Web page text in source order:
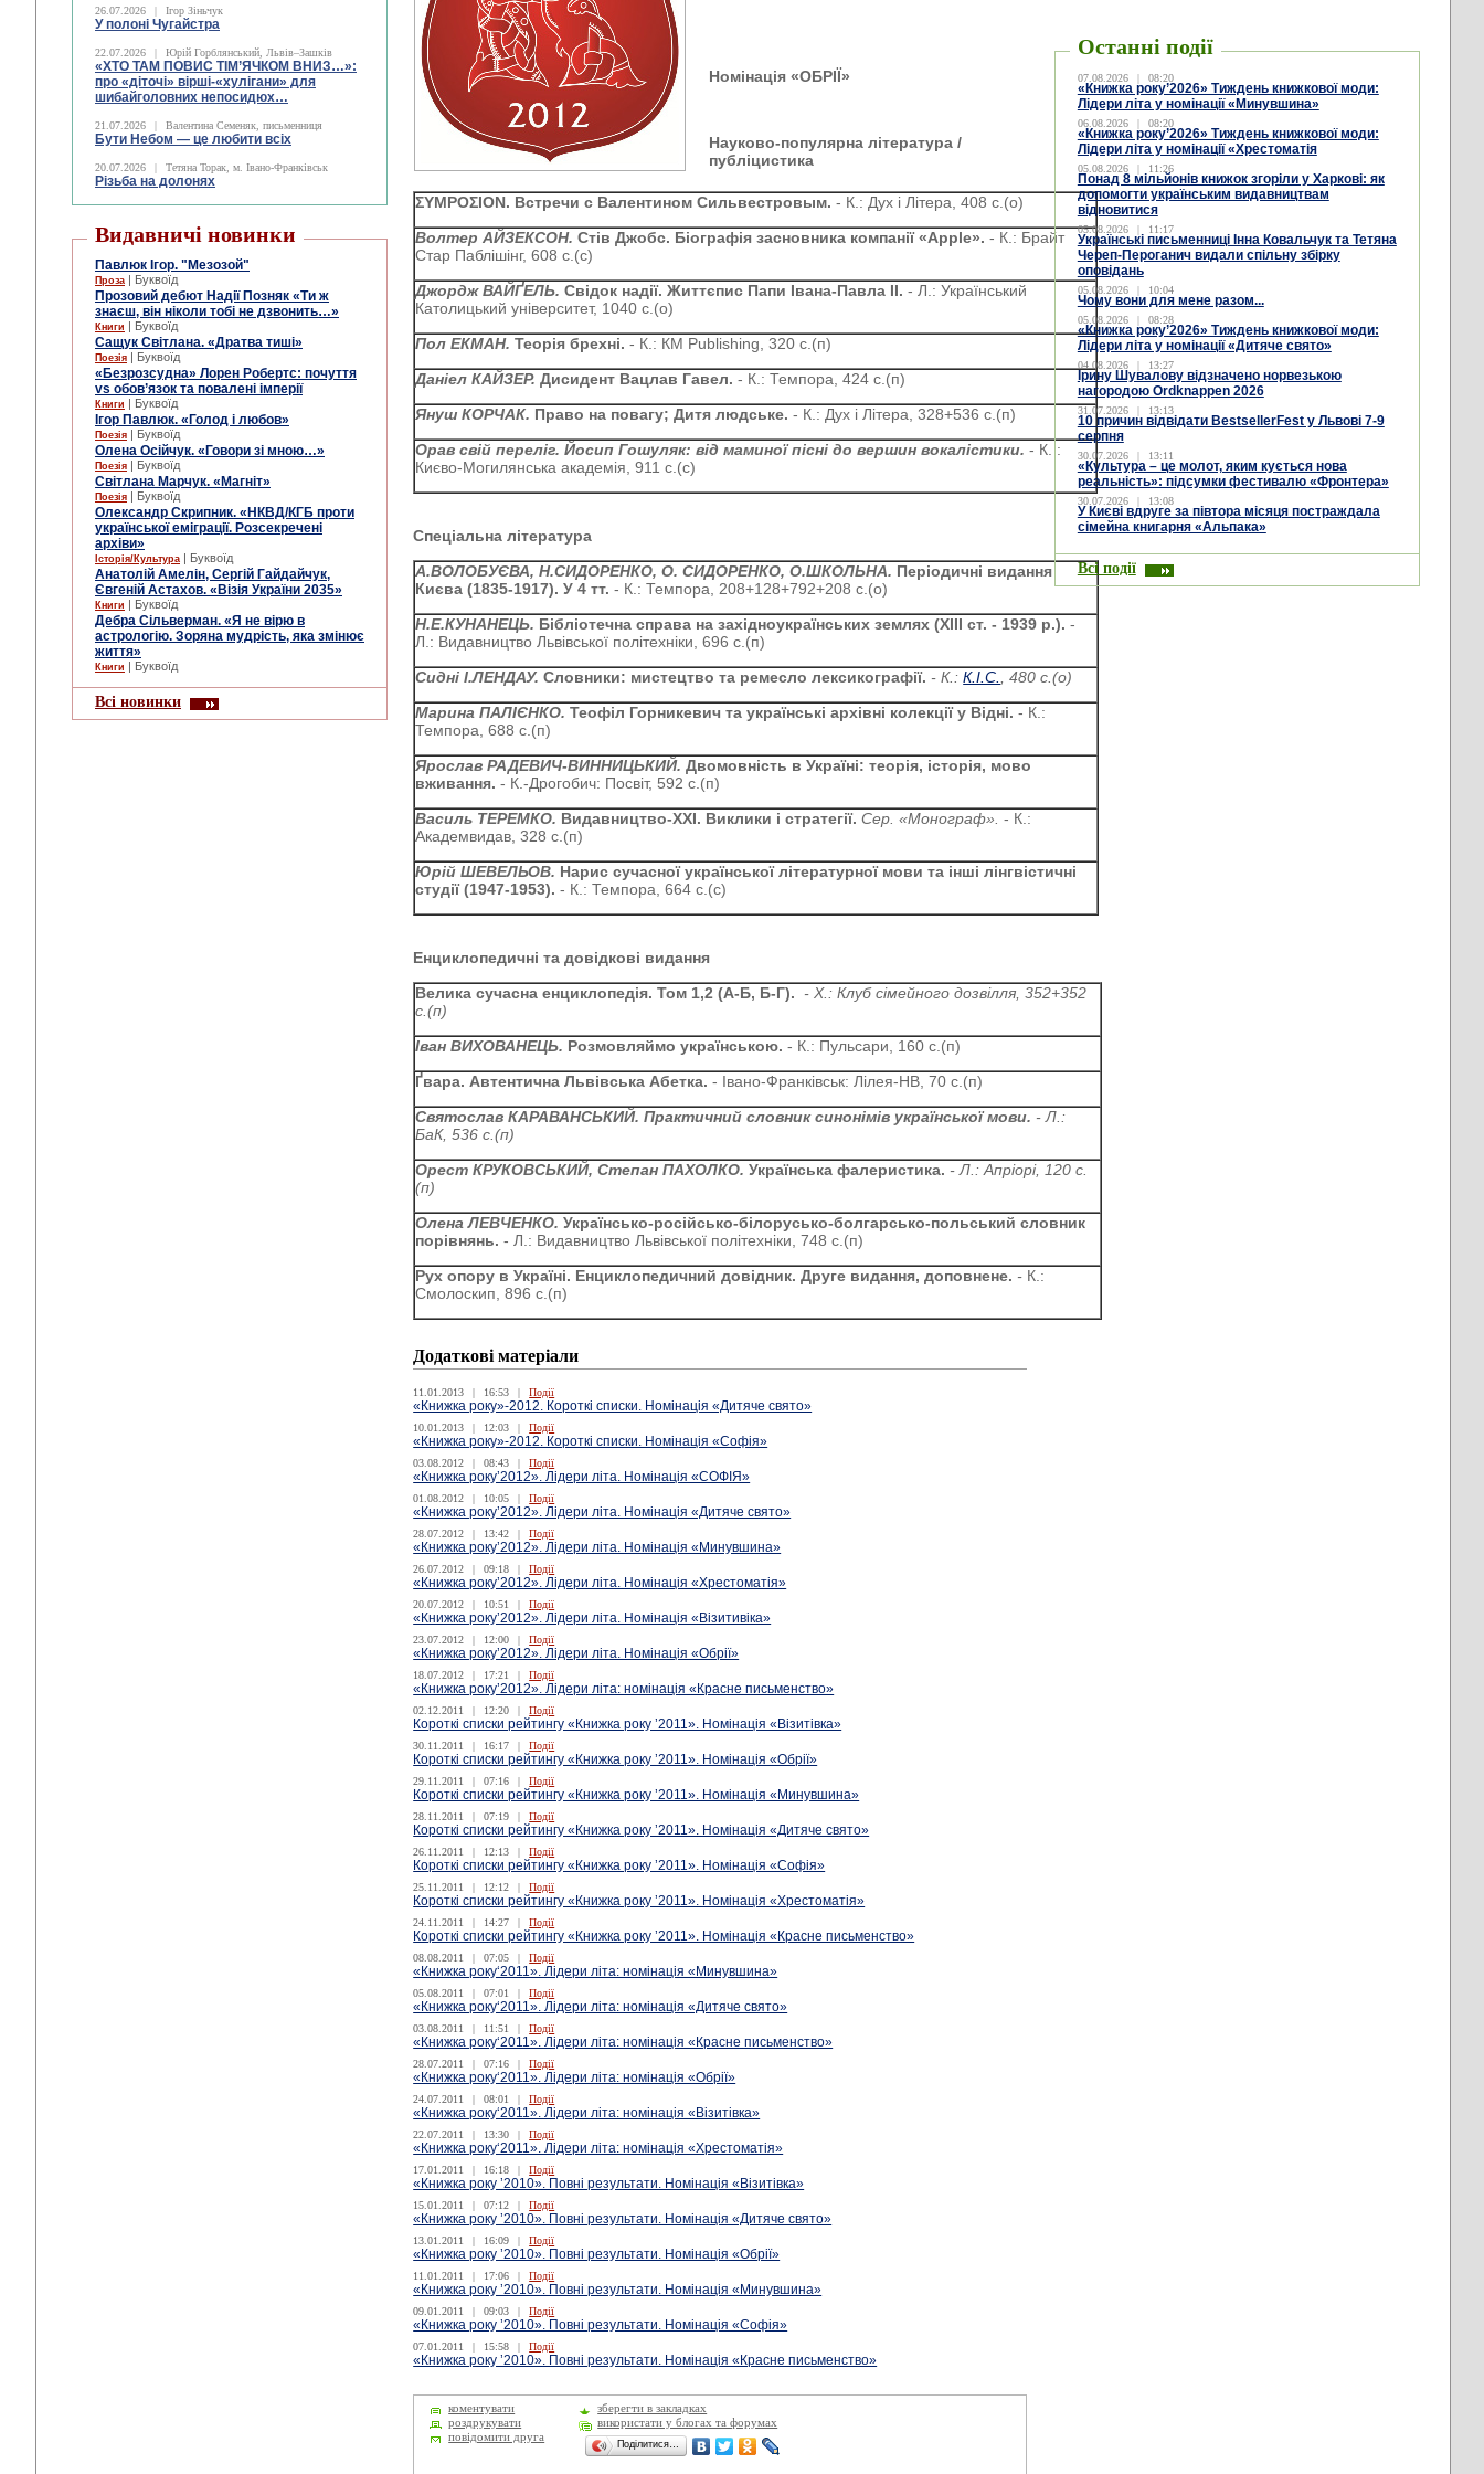
26.07.2026 | Ігор Зіньчук
У полоні Чугайстра
22.07.2026 | Юрій Горблянський, Львів–Зашків
«ХТО ТАМ ПОВИС ТІМ’ЯЧКОМ ВНИЗ…»:
про «діточі» вірші-«хулігани» для
шибайголовних непосидюх…
21.07.2026 | Валентина Семеняк, письменниця
Бути Небом ― це любити всіх
20.07.2026 | Тетяна Торак, м. Івано-Франківськ
Різьба на долонях
Видавничі новинки
Павлюк Ігор. "Мезозой"
Проза | Буквоїд
Прозовий дебют Надії Позняк «Ти ж
знаєш, він ніколи тобі не дзвонить…»
Книги | Буквоїд
Сащук Світлана. «Дратва тиші»
Поезія | Буквоїд
«Безрозсудна» Лорен Робертс: почуття
vs обов’язок та повалені імперії
Книги | Буквоїд
Ігор Павлюк. «Голод і любов»
Поезія | Буквоїд
Олена Осійчук. «Говори зі мною…»
Поезія | Буквоїд
Світлана Марчук. «Магніт»
Поезія | Буквоїд
Олександр Скрипник. «НКВД/КГБ проти
української еміграції. Розсекречені
архіви»
Історія/Культура | Буквоїд
Анатолій Амелін, Сергій Гайдайчук,
Євгеній Астахов. «Візія України 2035»
Книги | Буквоїд
Дебра Сільверман. «Я не вірю в
астрологію. Зоряна мудрість, яка змінює
життя»
Книги | Буквоїд
Всі новинки
Номінація «ОБРІЇ»
Науково-популярна література /
публіцистика
ƩYMPOƩION. Встречи с Валентином Сильвестровым.- К.: Дух і Літера, 408 с.(о)
Волтер АЙЗЕКСОН.Стів Джобс. Біографія засновника компанії «Apple».- К.: Брайт
Стар Паблішінг, 608 с.(с)
Джордж ВАЙҐЕЛЬ.Свідок надії. Життєпис Папи Івана-Павла ІІ.- Л.: Український
Католицький університет, 1040 с.(о)
Пол ЕКМАН.Теорія брехні.- К.: КМ Publishing, 320 с.(п)
Даніел КАЙЗЕР.Дисидент Вацлав Гавел.- К.: Темпора, 424 с.(п)
Януш КОРЧАК. Право на повагу; Дитя людське.- К.: Дух і Літера, 328+536 с.(п)
Орав свій переліг. Йосип Гошуляк: від маминої пісні до вершин вокалістики.- К. :
Києво-Могилянська академія, 911 с.(с)
Спеціальна література
А.ВОЛОБУЄВА, Н.СИДОРЕНКО, О. СИДОРЕНКО, О.ШКОЛЬНА. Періодичні видання
Києва (1835-1917). У 4 тт.- К.: Темпора, 208+128+792+208 с.(о)
Н.Е.КУНАНЕЦЬ. Бібліотечна справа на західноукраїнських землях (ХІІІ ст. - 1939 р.).-
Л.: Видавництво Львівської політехніки, 696 с.(п)
Сидні І.ЛЕНДАУ.Словники: мистецтво та ремесло лексикографії.- К.:К.І.С.
, 480 с.(о)
Марина ПАЛІЄНКО.Теофіл Горникевич та українські архівні колекції у Відні.- К.:
Темпора, 688 с.(п)
Ярослав РАДЕВИЧ-ВИННИЦЬКИЙ.Двомовність в Україні: теорія, історія, мово
вживання.- К.-Дрогобич: Посвіт, 592 с.(п)
Василь ТЕРЕМКО. Видавництво-ХХІ. Виклики і стратегії.Сер.«Монограф».- К.:
Академвидав, 328 с.(п)
Юрій ШЕВЕЛЬОВ. Нарис сучасної української літературної мови та інші лінгвістичні
студії (1947-1953).- К.: Темпора, 664 с.(с)
Енциклопедичні та довідкові видання
Велика сучасна енциклопедія. Том 1,2 (А-Б, Б-Г).- Х.: Клуб сімейного дозвілля, 352+352
с.(п)
Іван ВИХОВАНЕЦЬ. Розмовляймо українською.- К.: Пульсари, 160 с.(п)
Ґвара. Автентична Львівська Абетка.- Івано-Франківськ: Лілея-НВ, 70 с.(п)
Святослав КАРАВАНСЬКИЙ.Практичний словник синонімів української мови.- Л.:
БаК, 536 с.(п)
Орест КРУКОВСЬКИЙ, Степан ПАХОЛКО.Українська фалеристика.- Л.: Апріорі, 120 с.
(п)
Олена ЛЕВЧЕНКО.Українсько-російсько-білорусько-болгарсько-польський словник
порівнянь.- Л.: Видавництво Львівської політехніки, 748 с.(п)
Рух опору в Україні. Енциклопедичний довідник. Друге видання, доповнене.- К.:
Смолоскип, 896 с.(п)
Додаткові матеріали
11.01.2013 | 16:53 | Події
«Книжка року»-2012. Короткі списки. Номінація «Дитяче свято»
10.01.2013 | 12:03 | Події
«Книжка року»-2012. Короткі списки. Номінація «Софія»
03.08.2012 | 08:43 | Події
«Книжка року’2012». Лідери літа. Номінація «СОФІЯ»
01.08.2012 | 10:05 | Події
«Книжка року’2012». Лідери літа. Номінація «Дитяче свято»
28.07.2012 | 13:42 | Події
«Книжка року’2012». Лідери літа. Номінація «Минувшина»
26.07.2012 | 09:18 | Події
«Книжка року’2012». Лідери літа. Номінація «Хрестоматія»
20.07.2012 | 10:51 | Події
«Книжка року’2012». Лідери літа. Номінація «Візитивіка»
23.07.2012 | 12:00 | Події
«Книжка року’2012». Лідери літа. Номінація «Обрії»
18.07.2012 | 17:21 | Події
«Книжка року’2012». Лідери літа: номінація «Красне письменство»
02.12.2011 | 12:20 | Події
Короткі списки рейтингу «Книжка року ’2011». Номінація «Візитівка»
30.11.2011 | 16:17 | Події
Короткі списки рейтингу «Книжка року ’2011». Номінація «Обрії»
29.11.2011 | 07:16 | Події
Короткі списки рейтингу «Книжка року ’2011». Номінація «Минувшина»
28.11.2011 | 07:19 | Події
Короткі списки рейтингу «Книжка року ’2011». Номінація «Дитяче свято»
26.11.2011 | 12:13 | Події
Короткі списки рейтингу «Книжка року ’2011». Номінація «Софія»
25.11.2011 | 12:12 | Події
Короткі списки рейтингу «Книжка року ’2011». Номінація «Хрестоматія»
24.11.2011 | 14:27 | Події
Короткі списки рейтингу «Книжка року ’2011». Номінація «Красне письменство»
08.08.2011 | 07:05 | Події
«Книжка року‘2011». Лідери літа: номінація «Минувшина»
05.08.2011 | 07:01 | Події
«Книжка року‘2011». Лідери літа: номінація «Дитяче свято»
03.08.2011 | 11:51 | Події
«Книжка року‘2011». Лідери літа: номінація «Красне письменство»
28.07.2011 | 07:16 | Події
«Книжка року‘2011». Лідери літа: номінація «Обрії»
24.07.2011 | 08:01 | Події
«Книжка року‘2011». Лідери літа: номінація «Візитівка»
22.07.2011 | 13:30 | Події
«Книжка року‘2011». Лідери літа: номінація «Хрестоматія»
17.01.2011 | 16:18 | Події
«Книжка року ’2010». Повні результати. Номінація «Візитівка»
15.01.2011 | 07:12 | Події
«Книжка року ’2010». Повні результати. Номінація «Дитяче свято»
13.01.2011 | 16:09 | Події
«Книжка року ’2010». Повні результати. Номінація «Обрії»
11.01.2011 | 17:06 | Події
«Книжка року ’2010». Повні результати. Номінація «Минувшина»
09.01.2011 | 09:03 | Події
«Книжка року ’2010». Повні результати. Номінація «Софія»
07.01.2011 | 15:58 | Події
«Книжка року ’2010». Повні результати. Номінація «Красне письменство»
коментувати
зберегти в закладках
роздрукувати
використати у блогах та форумах
повідомити друга
Поділитися…
Останні події
07.08.2026 | 08:20
«Книжка року’2026» Тиждень книжкової моди:
Лідери літа у номінації «Минувшина»
06.08.2026 | 08:20
«Книжка року’2026» Тиждень книжкової моди:
Лідери літа у номінації «Хрестоматія
05.08.2026 | 11:26
Понад 8 мільйонів книжок згоріли у Харкові: як
допомогти українським видавництвам
відновитися
05.08.2026 | 11:17
Українські письменниці Інна Ковальчук та Тетяна
Череп-Пероганич видали спільну збірку
оповідань
05.08.2026 | 10:04
Чому вони для мене разом...
05.08.2026 | 08:28
«Книжка року’2026» Тиждень книжкової моди:
Лідери літа у номінації «Дитяче свято»
04.08.2026 | 13:27
Ірину Шувалову відзначено норвезькою
нагородою Ordknappen 2026
31.07.2026 | 13:13
10 причин відвідати BestsellerFest у Львові 7-9
серпня
30.07.2026 | 13:11
«Культура – це молот, яким кується нова
реальність»: підсумки фестивалю «Фронтера»
30.07.2026 | 13:08
У Києві вдруге за півтора місяця постраждала
сімейна книгарня «Альпака»
Всі події